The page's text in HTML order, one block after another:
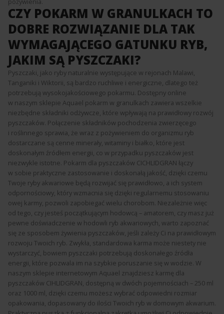
CZY POKARM W GRANULKACH TO
DOBRE ROZWIĄZANIE DLA TAK
WYMAGAJĄCEGO GATUNKU RYB,
JAKIM SĄ PYSZCZAKI?
Pyszczaki, jako ryby naturalnie występujące w rejonach Malawi,
Tanganiki i Wiktorii, są bardzo ruchliwe i energiczne, dlatego też
potrzebują wysokojakościowego pokarmu. Dostępny online
w naszym sklepie Aquael pokarm w granulkach zawiera wszelkie
niezbędne składniki odżywcze, które wpływają na prawidłowy rozwój
pyszczaków. Połączenie składników pochodzenia zwierzęcego
i roślinnego sprawia, że wraz z pożywieniem do organizmu ryb
dostarczane są cenne minerały, witaminy i białko, które jest
doskonałym źródłem energii, co w przypadku pyszczaków jest
niezwykle istotne. Pokarm dla pyszczaków CICHLIDGRAN łączy
w sobie praktyczne zastosowanie i doskonałą jakość, dzięki czemu
Twoje ryby akwariowe będą rozwijać się prawidłowo, a ich system
odpornościowy, który wzmacnia się dzięki regularnemu stosowaniu
owej karmy, pozwoli zapobiegać wielu chorobom. Niezależnie więc
od tego, czy jesteś początkującym hodowcą – amatorem, czy masz już
pewne doświadczenie w hodowli ryb akwariowych, warto zapoznać
się ze sposobem żywienia pyszczaków, jeśli zależy Ci na prawidłowym
rozwoju Twoich ryb. Zwykła, standardowa karma może niestety nie
wystarczyć, bowiem pyszczaki potrzebują doskonałego źródła
energii, które pozwala im na szybkie poruszanie się w wodzie. W
naszym sklepie internetowym Aquael znajdziesz karmę dla
pyszczaków CIHLIDGRAN, dostępną w dwóch pojemnościach – 250 ml
oraz 1000 ml, dzięki czemu możesz wybrać odpowiedni rozmiar
opakowania, dopasowany do ilości Twoich ryb w domowym akwarium.